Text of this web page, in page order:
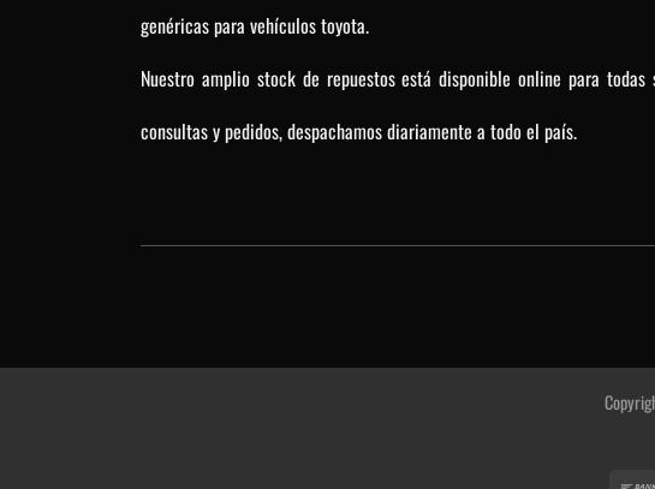
genéricas para vehículos toyota.
Nuestro amplio stock de repuestos está disponible online para todas
consultas y pedidos, despachamos diariamente a todo el país.